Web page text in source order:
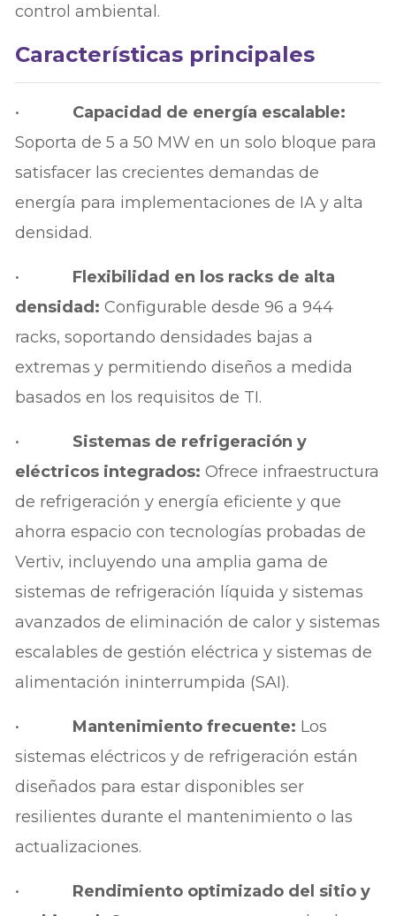
control ambiental.
Características principales
• Capacidad de energía escalable:
Soporta de 5 a 50 MW en un solo bloque para
satisfacer las crecientes demandas de
energía para implementaciones de IA y alta
densidad.
•
Flexibilidad en los racks de alta
densidad: Configurable desde 96 a 944
racks, soportando densidades bajas a
extremas y permitiendo diseños a medida
basados en los requisitos de TI.
• Sistemas de refrigeración y
eléctricos integrados: Ofrece infraestructura
de refrigeración y energía eficiente y que
ahorra espacio con tecnologías probadas de
Vertiv, incluyendo una amplia gama de
sistemas de refrigeración líquida y sistemas
avanzados de eliminación de calor y sistemas
escalables de gestión eléctrica y sistemas de
alimentación ininterrumpida (SAI).
• Mantenimiento frecuente: Los
sistemas eléctricos y de refrigeración están
diseñados para estar disponibles ser
resilientes durante el mantenimiento o las
actualizaciones.
•
Rendimiento optimizado del sitio y